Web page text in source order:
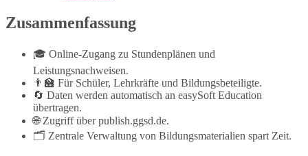
Zusammenfassung
🎓 Online-Zugang zu Stundenplänen und
Leistungsnachweisen.
👨‍🏫 Für Schüler, Lehrkräfte und Bildungsbeteiligte.
🔄 Daten werden automatisch an easySoft Education
übertragen.
🌐 Zugriff über publish.ggsd.de.
🗂️ Zentrale Verwaltung von Bildungsmaterialien spart Zeit.